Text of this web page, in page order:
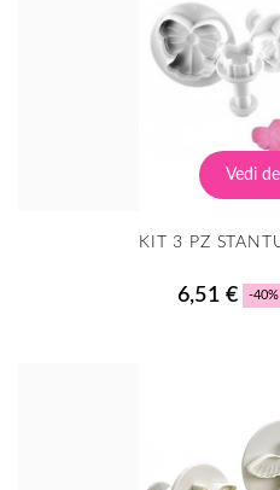
Vedi
KIT 3 PZ
6,51 € -40%